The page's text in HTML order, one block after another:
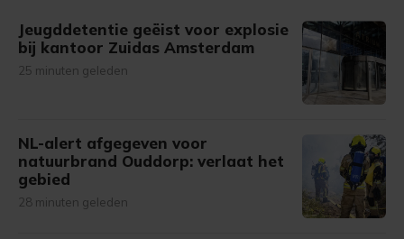
Jeugddetentie geëist voor explosie
bij kantoor Zuidas Amsterdam
25 minuten geleden
NL-alert afgegeven voor
natuurbrand Ouddorp: verlaat het
gebied
28 minuten geleden